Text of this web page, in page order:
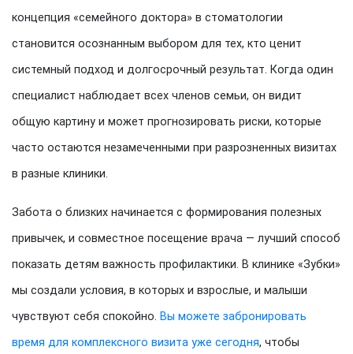
концепция «семейного доктора» в стоматологии
становится осознанным выбором для тех, кто ценит
системный подход и долгосрочный результат. Когда один
специалист наблюдает всех членов семьи, он видит
общую картину и может прогнозировать риски, которые
часто остаются незамеченными при разрозненных визитах
в разные клиники.
Забота о близких начинается с формирования полезных
привычек, и совместное посещение врача — лучший способ
показать детям важность профилактики. В клинике «Зубки»
мы создали условия, в которых и взрослые, и малыши
чувствуют себя спокойно. Вы можете забронировать
время для комплексного визита уже сегодня, чтобы